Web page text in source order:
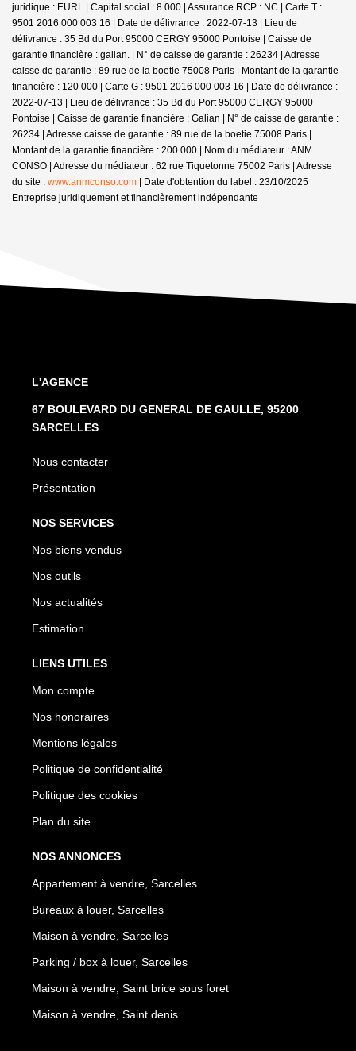
juridique : EURL | Capital social : 8 000 | Assurance RCP : NC | Carte T :
9501 2016 000 003 16 | Date de délivrance : 2022-07-13 | Lieu de
délivrance : 35 Bd du Port 95000 CERGY 95000 Pontoise | Caisse de
garantie financière : galian. | N° de caisse de garantie : 26234 | Adresse
caisse de garantie : 89 rue de la boetie 75008 Paris | Montant de la garantie
financière : 120 000 | Carte G : 9501 2016 000 003 16 | Date de délivrance :
2022-07-13 | Lieu de délivrance : 35 Bd du Port 95000 CERGY 95000
Pontoise | Caisse de garantie financière : Galian | N° de caisse de garantie :
26234 | Adresse caisse de garantie : 89 rue de la boetie 75008 Paris |
Montant de la garantie financière : 200 000 | Nom du médiateur : ANM
CONSO | Adresse du médiateur : 62 rue Tiquetonne 75002 Paris | Adresse
du site : www.anmconso.com | Date d'obtention du label : 23/10/2025
Entreprise juridiquement et financièrement indépendante
L'AGENCE
67 BOULEVARD DU GENERAL DE GAULLE, 95200
SARCELLES
Nous contacter
Présentation
NOS SERVICES
Nos biens vendus
Nos outils
Nos actualités
Estimation
LIENS UTILES
Mon compte
Nos honoraires
Mentions légales
Politique de confidentialité
Politique des cookies
Plan du site
NOS ANNONCES
Appartement à vendre, Sarcelles
Bureaux à louer, Sarcelles
Maison à vendre, Sarcelles
Parking / box à louer, Sarcelles
Maison à vendre, Saint brice sous foret
Maison à vendre, Saint denis